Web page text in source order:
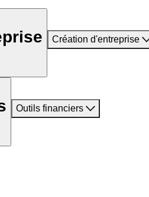
Création d'entreprise
Outils financiers